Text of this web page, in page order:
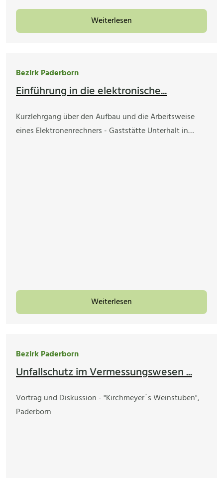
Weiterlesen
Bezirk Paderborn
Einführung in die elektronische...
Kurzlehrgang über den Aufbau und die Arbeitsweise
eines Elektronenrechners - Gaststätte Unterhalt in…
Weiterlesen
Bezirk Paderborn
Unfallschutz im Vermessungswesen ...
Vortrag und Diskussion - "Kirchmeyer´s Weinstuben",
Paderborn